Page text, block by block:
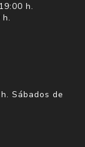
h.
Sábados de